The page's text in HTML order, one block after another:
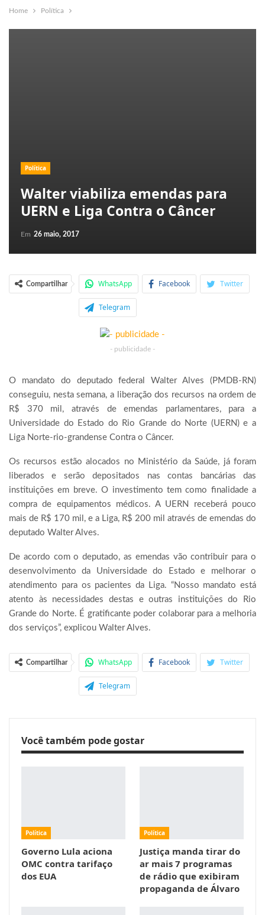
Home Política
Política
Walter viabiliza emendas para
UERN e Liga Contra o Câncer
Em 26 maio, 2017
Compartilhar WhatsApp Facebook Twitter
Telegram
- publicidade -
O mandato do deputado federal Walter Alves (PMDB-RN)
conseguiu, nesta semana, a liberação dos recursos na ordem de
R$ 370 mil, através de emendas parlamentares, para a
Universidade do Estado do Rio Grande do Norte (UERN) e a
Liga Norte-rio-grandense Contra o Câncer.
Os recursos estão alocados no Ministério da Saúde, já foram
liberados e serão depositados nas contas bancárias das
instituições em breve. O investimento tem como finalidade a
compra de equipamentos médicos. A UERN receberá pouco
mais de R$ 170 mil, e a Liga, R$ 200 mil através de emendas do
deputado Walter Alves.
De acordo com o deputado, as emendas vão contribuir para o
desenvolvimento da Universidade do Estado e melhorar o
atendimento para os pacientes da Liga. “Nosso mandato está
atento às necessidades destas e outras instituições do Rio
Grande do Norte. É gratificante poder colaborar para a melhoria
dos serviços”, explicou Walter Alves.
Compartilhar WhatsApp Facebook Twitter
Telegram
Você também pode gostar
Política
Governo Lula aciona
OMC contra tarifaço
dos EUA
Política
Justiça manda tirar do
ar mais 7 programas
de rádio que exibiram
propaganda de Álvaro